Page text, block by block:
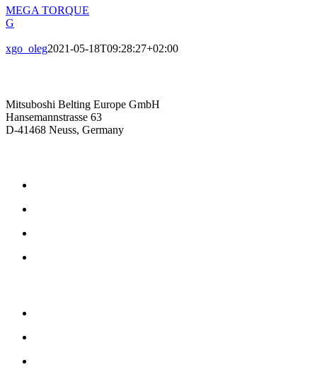
MEGA TORQUE
G
xgo_oleg2021-05-18T09:28:27+02:00
Mitsuboshi Belting Europe GmbH
Hansemannstrasse 63
D-41468 Neuss, Germany